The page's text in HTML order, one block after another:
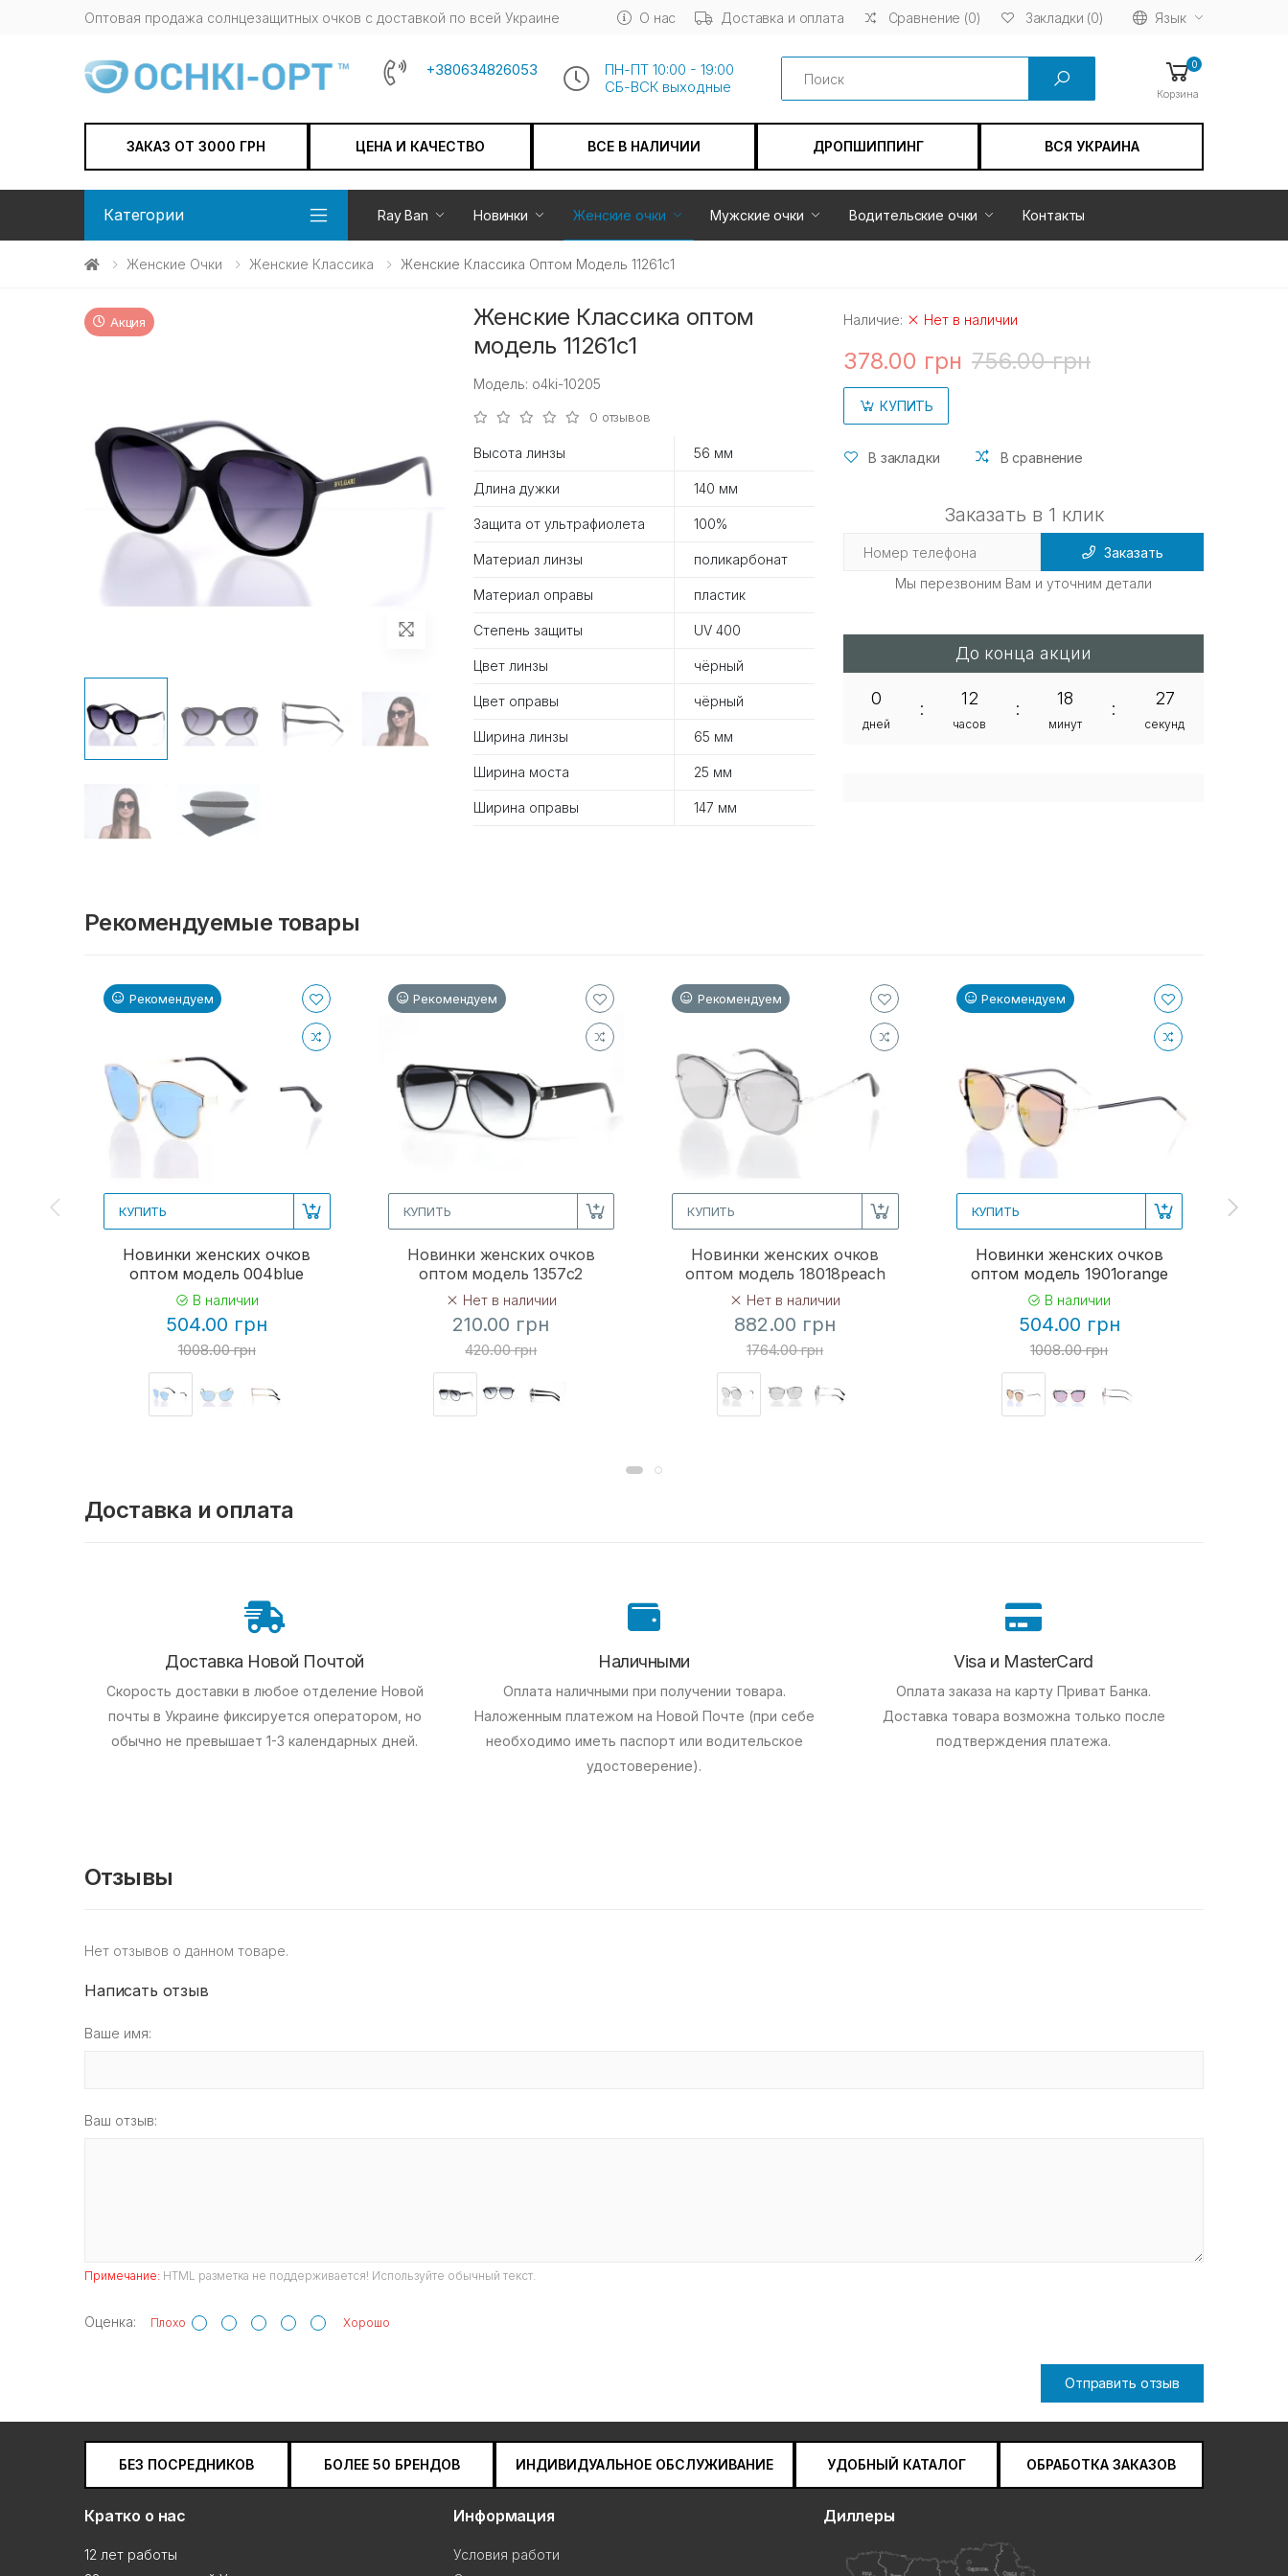
Оптовая продажа солнцезащитных очков c доставкой по всей Украине О нас Доставка и оплата Сравнение (0) Закладки (0) Язык
+380634826053
ПН-ПТ 10:00 - 19:00
СБ-ВСК выходные
Search 0
Корзина
ЗАКАЗ ОТ 3000 ГРН ЦЕНА И КАЧЕСТВО ВСЕ В НАЛИЧИИ ДРОПШИППИНГ ВСЯ УКРАИНА
Категории Ray Ban Новинки Женские очки Мужские очки Водительские очки Контакты
Женские Очки Женские Классика Женские Классика Оптом Модель 11261c1
Акция
Женские Классика оптом
модель 11261c1
Модель: o4ki-10205
0 отзывов
Высота линзы 56 мм
Длина дужки 140 мм
Защита от ультрафиолета 100%
Материал линзы поликарбонат
Материал оправы пластик
Степень защиты UV 400
Цвет линзы чёрный
Цвет оправы чёрный
Ширина линзы 65 мм
Ширина моста 25 мм
Ширина оправы 147 мм
Наличие: Нет в наличии
378.00 грн 756.00 грн
КУПИТЬ
В закладки В сравнение
Заказать в 1 клик
Заказать
Мы перезвоним Вам и уточним детали
До конца акции
0
дней
:
12
часов
:
18
минут
:
26
секунд
Рекомендуемые товары
Рекомендуем
КУПИТЬ
Новинки женских очков
оптом модель 004blue
В наличии
504.00 грн
1008.00 грн
Рекомендуем
КУПИТЬ
Новинки женских очков
оптом модель 1357c2
Нет в наличии
210.00 грн
420.00 грн
Рекомендуем
КУПИТЬ
Новинки женских очков
оптом модель 18018peach
Нет в наличии
882.00 грн
1764.00 грн
Рекомендуем
КУПИТЬ
Новинки женских очков
оптом модель 1901orange
В наличии
504.00 грн
1008.00 грн
Доставка и оплата
Доставка Новой Почтой
Скорость доставки в любое отделение Новой
почты в Украине фиксируется оператором, но
обычно не превышает 1-3 календарных дней.
Наличными
Оплата наличными при получении товара.
Наложенным платежом на Новой Почте (при себе
необходимо иметь паспорт или водительское
удостоверение).
Visa и MasterCard
Оплата заказа на карту Приват Банка.
Доставка товара возможна только после
подтверждения платежа.
Отзывы
Нет отзывов о данном товаре.
Написать отзыв
Ваше имя:
Ваш отзыв:
Примечание: HTML разметка не поддерживается! Используйте обычный текст.
Оценка: Плохо Хорошо
Отправить отзыв
БЕЗ ПОСРЕДНИКОВ БОЛЕЕ 50 БРЕНДОВ ИНДИВИДУАЛЬНОЕ ОБСЛУЖИВАНИЕ УДОБНЫЙ КАТАЛОГ ОБРАБОТКА ЗАКАЗОВ
Кратко о нас
12 лет работы
Информация
Условия работи
Диллеры